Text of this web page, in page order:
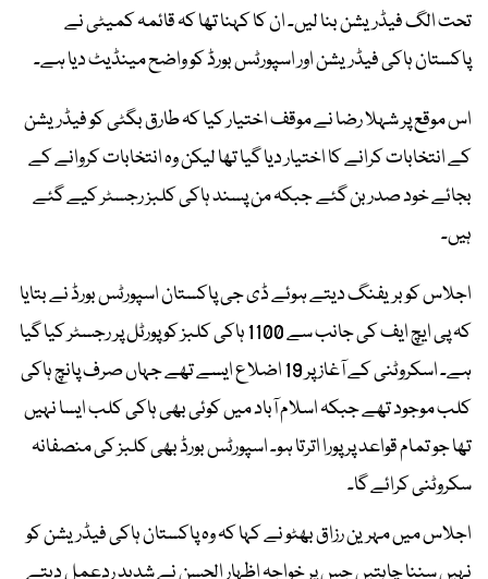
تحت الگ فیڈریشن بنا لیں۔ ان کا کہنا تھا کہ قائمہ کمیٹی نے
پاکستان ہاکی فیڈریشن اور اسپورٹس بورڈ کو واضح مینڈیٹ دیا ہے۔
اس موقع پر شہلا رضا نے موقف اختیار کیا کہ طارق بگٹی کو فیڈریشن
کے انتخابات کرانے کا اختیار دیا گیا تھا لیکن وہ انتخابات کروانے کے
بجائے خود صدر بن گئے جبکہ من پسند ہاکی کلبز رجسٹر کیے گئے
ہیں۔
اجلاس کو بریفنگ دیتے ہوئے ڈی جی پاکستان اسپورٹس بورڈ نے بتایا
کہ پی ایچ ایف کی جانب سے 1100 ہاکی کلبز کو پورٹل پر رجسٹر کیا گیا
ہے۔ اسکروٹنی کے آغاز پر 19 اضلاع ایسے تھے جہاں صرف پانچ ہاکی
کلب موجود تھے جبکہ اسلام آباد میں کوئی بھی ہاکی کلب ایسا نہیں
تھا جو تمام قواعد پر پورا اترتا ہو۔ اسپورٹس بورڈ بھی کلبز کی منصفانہ
سکروٹنی کرائے گا۔
اجلاس میں مہرین رزاق بھٹو نے کہا کہ وہ پاکستان ہاکی فیڈریشن کو
نہیں سننا چاہتیں جس پر خواجہ اظہار الحسن نے شدید ردعمل دیتے